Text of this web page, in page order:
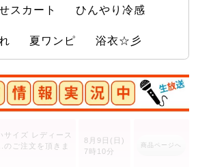
スカート ひんやり冷感
夏ワンピ 浴衣☆彡
サイズ レディース
8月9日(日)
7時10分
商品ページへ